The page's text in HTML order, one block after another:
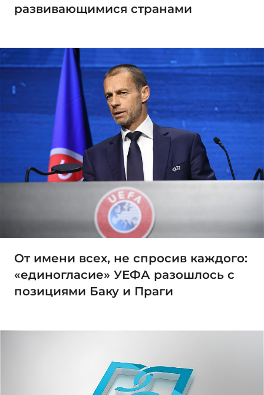
развивающимися странами
От имени всех, не спросив каждого:
«единогласие» УЕФА разошлось с
позициями Баку и Праги